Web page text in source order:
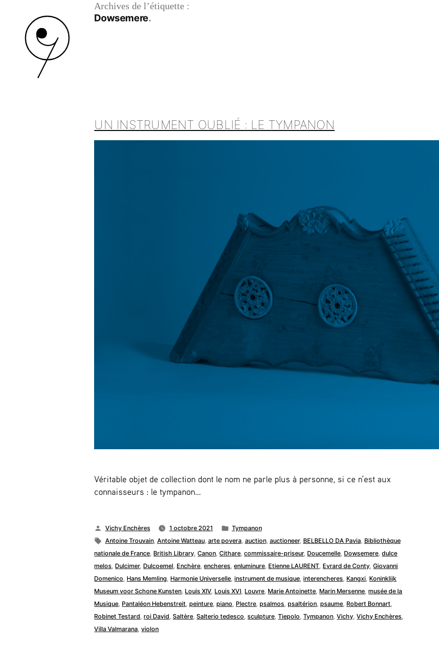
Archives de l’étiquette :
Dowsemere
UN INSTRUMENT OUBLIÉ : LE TYMPANON
Véritable objet de collection dont le nom ne parle plus à personne, si ce n’est aux
connaisseurs : le tympanon…
Publié
par
Vichy Enchères 1 octobre 2021
Publié
dans
Tympanon
Étiquettes :
Antoine Trouvain, Antoine Watteau, arte povera, auction, auctioneer, BELBELLO DA Pavia, Bibliothèque
nationale de France British Library ,Canon ,Cithare ,commissaire-priseur, Doucemelle Dowsemere ,dulce
melos Dulcimer, Dulcoemel Enchère ,encheres ,enluminure Etienne LAURENT Evrard de Conty ,Giovanni
Domenico Hans Memling Harmonie Universelle ,instrument de musique ,interencheres Kangxi Koninklijk
Museum voor Schone Kunsten Louis XIV, Louis XVI Louvre Marie Antoinette Marin Mersenne ,musée de la
Musique Pantaléon Hebenstreit ,peinture ,piano Plectre ,psalmos ,psaltérion ,psaume Robert Bonnart
Robinet Testard ,roi David ,Saltère ,Salterio tedesco ,sculpture ,Tiepolo ,Tympanon ,Vichy ,Vichy Enchères
Villa Valmarana ,violon